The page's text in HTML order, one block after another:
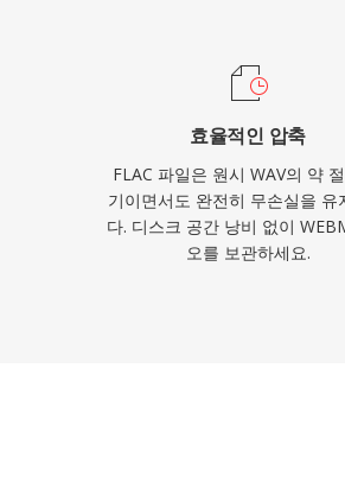
나 로열티가 없어 개
.
효율적인 압축
FLAC 파일은 원시 WAV의 약
기이면서도 완전히 무손실을 유
다. 디스크 공간 낭비 없이
오를 보관하세요.